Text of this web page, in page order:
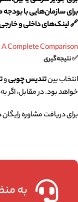
برای سازمان‌هایی با
🔗لینک‌های داخلی و
Complete Comparison
✅نتیجه‌گیری
انتخاب بینتندیس چوبیو
خواهد بود. در مقابل، اگر
برای دریافت مشاوره
به